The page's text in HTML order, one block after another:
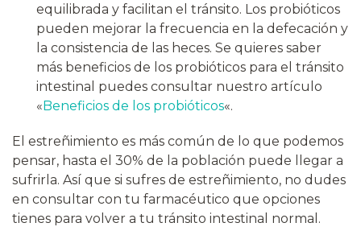
equilibrada y facilitan el tránsito. Los probióticos
pueden mejorar la frecuencia en la defecación y
la consistencia de las heces. Se quieres saber
más beneficios de los probióticos para el tránsito
intestinal puedes consultar nuestro artículo
«Beneficios de los probióticos«.
El estreñimiento es más común de lo que podemos
pensar, hasta el 30% de la población puede llegar a
sufrirla. Así que si sufres de estreñimiento, no dudes
en consultar con tu farmacéutico que opciones
tienes para volver a tu tránsito intestinal normal.